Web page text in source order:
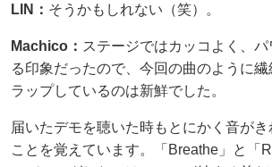
LIN： そうかもしれない（笑）。
Machico： ステージではカッコよく、
る印象だったので、今回の曲のように
ラップしているのは新鮮でした。
届いたデモを聴いた時もとにかく音が
ことを覚えています。「Breathe」と「